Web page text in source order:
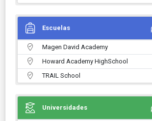
Escuelas
Magen David Academy
Howard Academy HighSchool
TRAIL School
Universidades